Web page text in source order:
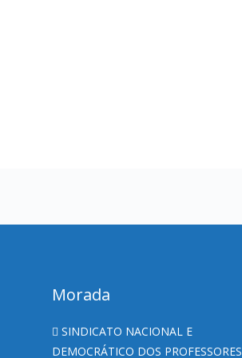
Morada
SINDICATO NACIONAL E
DEMOCRÁTICO DOS PROFESSORES